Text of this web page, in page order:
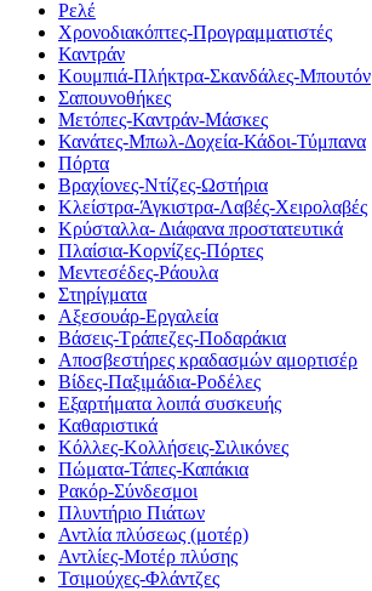
Ρελέ
Χρονοδιακόπτες-Προγραμματιστές
Καντράν
Κουμπιά-Πλήκτρα-Σκανδάλες-Μπουτόν
Σαπουνοθήκες
Μετόπες-Καντράν-Μάσκες
Κανάτες-Μπωλ-Δοχεία-Κάδοι-Τύμπανα
Πόρτα
Βραχίονες-Ντίζες-Ωστήρια
Κλείστρα-Άγκιστρα-Λαβές-Χειρολαβές
Κρύσταλλα- Διάφανα προστατευτικά
Πλαίσια-Κορνίζες-Πόρτες
Μεντεσέδες-Ράουλα
Στηρίγματα
Αξεσουάρ-Εργαλεία
Βάσεις-Τράπεζες-Ποδαράκια
Αποσβεστήρες κραδασμών αμορτισέρ
Βίδες-Παξιμάδια-Ροδέλες
Εξαρτήματα λοιπά συσκευής
Καθαριστικά
Κόλλες-Κολλήσεις-Σιλικόνες
Πώματα-Τάπες-Καπάκια
Ρακόρ-Σύνδεσμοι
Πλυντήριο Πιάτων
Αντλία πλύσεως (μοτέρ)
Αντλίες-Μοτέρ πλύσης
Τσιμούχες-Φλάντζες